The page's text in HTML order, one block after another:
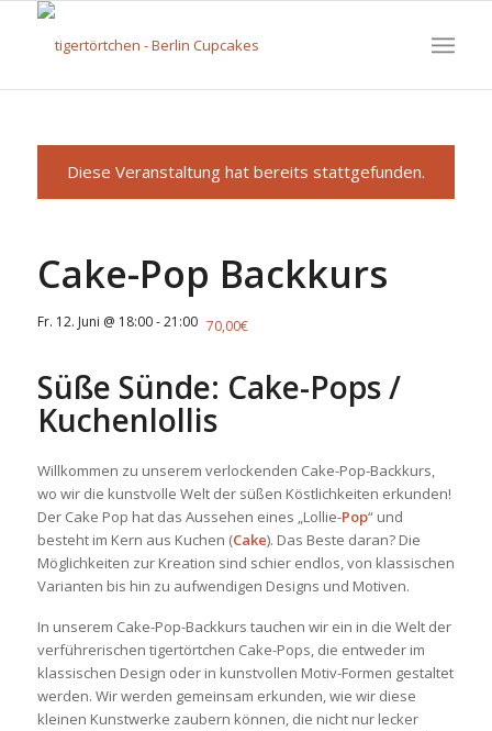
Diese Veranstaltung hat bereits stattgefunden.
Cake-Pop Backkurs
Fr. 12. Juni @ 18:00-21:00 70,00€
Süße Sünde: Cake-Pops /
Kuchenlollis
Willkommen zu unserem verlockenden Cake-Pop-Backkurs,
wo wir die kunstvolle Welt der süßen Köstlichkeiten erkunden!
Der Cake Pop hat das Aussehen eines „Lollie-Pop“ und
besteht im Kern aus Kuchen (Cake). Das Beste daran? Die
Möglichkeiten zur Kreation sind schier endlos, von klassischen
Varianten bis hin zu aufwendigen Designs und Motiven.
In unserem Cake-Pop-Backkurs tauchen wir ein in die Welt der
verführerischen tigertörtchen Cake-Pops, die entweder im
klassischen Design oder in kunstvollen Motiv-Formen gestaltet
werden. Wir werden gemeinsam erkunden, wie wir diese
kleinen Kunstwerke zaubern können, die nicht nur lecker